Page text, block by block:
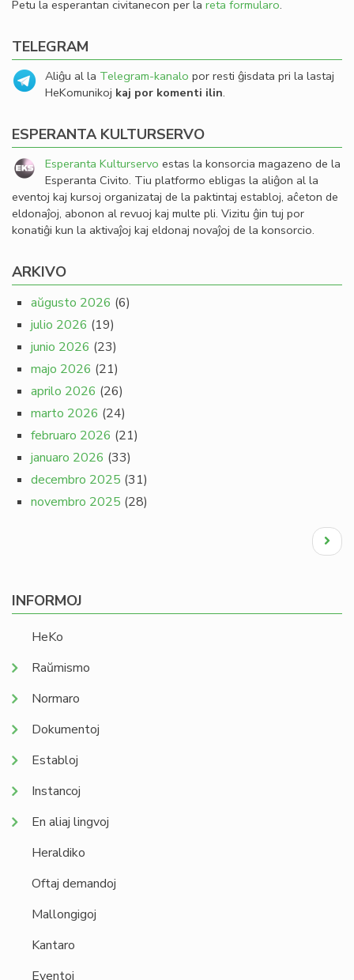
Petu la esperantan civitanecon per la reta formularo.
TELEGRAM
Aliĝu al la Telegram-kanalo por resti ĝisdata pri la lastaj
HeKomunikoj kaj por komenti ilin.
ESPERANTA KULTURSERVO
Esperanta Kulturservo estas la konsorcia magazeno de la
Esperanta Civito. Tiu platformo ebligas la aliĝon al la
eventoj kaj kursoj organizataj de la paktintaj establoj, aĉeton de
eldonaĵoj, abonon al revuoj kaj multe pli. Vizitu ĝin tuj por
konatiĝi kun la aktivaĵoj kaj eldonaj novaĵoj de la konsorcio.
ARKIVO
aŭgusto 2026 (6)
julio 2026 (19)
junio 2026 (23)
majo 2026 (21)
aprilo 2026 (26)
marto 2026 (24)
februaro 2026 (21)
januaro 2026 (33)
decembro 2025 (31)
novembro 2025 (28)
Next
page
INFORMOJ
HeKo
Raŭmismo
Normaro
Dokumentoj
Establoj
Instancoj
En aliaj lingvoj
Heraldiko
Oftaj demandoj
Mallongigoj
Kantaro
Eventoj